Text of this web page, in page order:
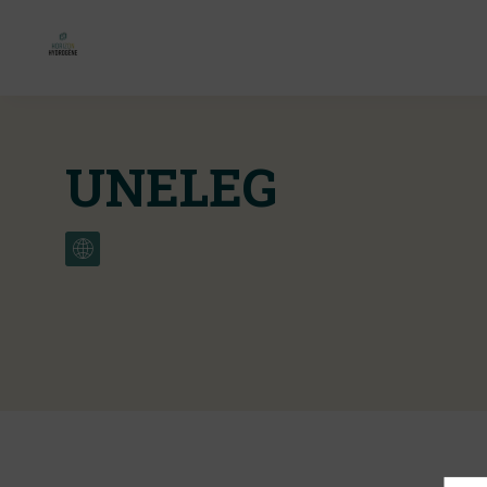
UNELEG